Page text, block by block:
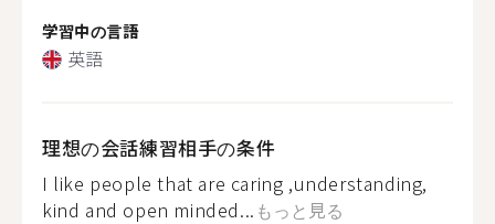
学習中の言語
英語
理想の会話練習相手の条件
I like people that are caring ,understanding,
kind and open minded... もっと見る